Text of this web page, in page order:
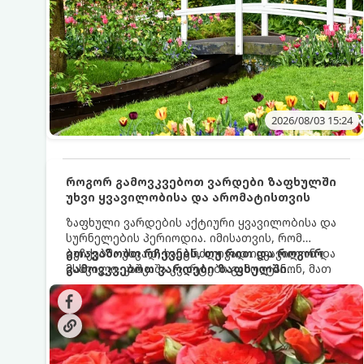
2026/08/03 15:24
როგორ გამოვკვებოთ ვარდები ზაფხულში
უხვი ყვავილობისა და არომატისთვის
ზაფხული ვარდების აქტიური ყვავილობისა და
სურნელების პერიოდია. იმისათვის, რომ
ბუჩქებმა უხვად, ხანგრძლივად იყვავილონ და
მსხვილი, კაშკაშა კვირტები გამოიტანონ, მათ
რეგულარული და სწორი გამოკვება
სჭირდებათ. ზაფხულის პერიოდში მცენარის
მოთხოვნილებები იცვლება, ამიტომ
მნიშვნელოვანია ვიცოდეთ, რომელი სასუქები
გამოიყენება ამ დროს.
გთავაზობთ რჩევებს, თუ რით და როგორ
გამოვკვებოთ ვარდები ზაფხულში
საუკეთესო შედეგის მისაღწევად: